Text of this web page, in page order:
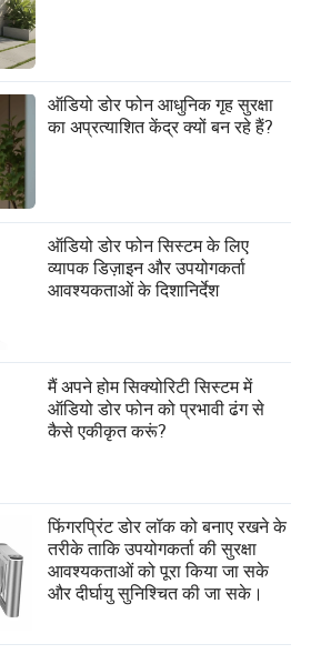
ऑडियो डोर फोन आधुनिक गृह सुरक्षा
का अप्रत्याशित केंद्र क्यों बन रहे हैं?
ऑडियो डोर फोन सिस्टम के लिए
व्यापक डिज़ाइन और उपयोगकर्ता
आवश्यकताओं के दिशानिर्देश
मैं अपने होम सिक्योरिटी सिस्टम में
ऑडियो डोर फोन को प्रभावी ढंग से
कैसे एकीकृत करूं?
फिंगरप्रिंट डोर लॉक को बनाए रखने के
तरीके ताकि उपयोगकर्ता की सुरक्षा
आवश्यकताओं को पूरा किया जा सके
और दीर्घायु सुनिश्चित की जा सके।